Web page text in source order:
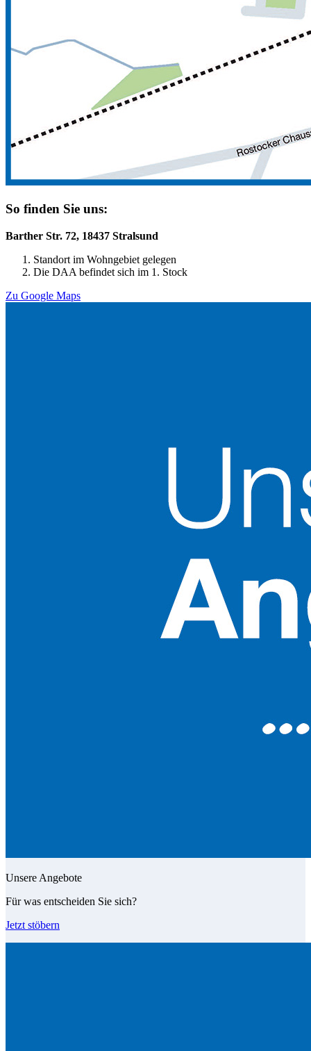
So finden Sie uns:
Barther Str. 72, 18437 Stralsund
Standort im Wohngebiet gelegen
Die DAA befindet sich im 1. Stock
Zu Google Maps
Unsere Angebote
Für was entscheiden Sie sich?
Jetzt stöbern